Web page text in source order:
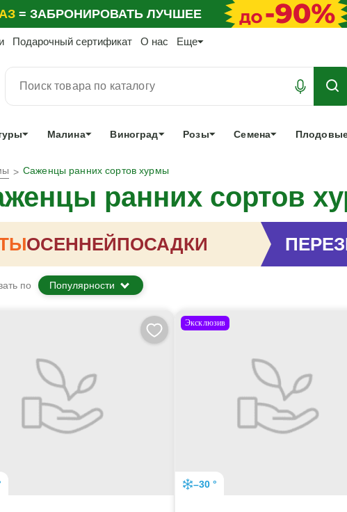
= ЗАБРОНИРОВАТЬ ЛУЧШЕЕ
Подарочный сертификат О нас Еще
Малина Виноград Розы Семена
Саженцы ранних сортов хурмы
ранних сортов
ОСЕННЕЙПОСАДКИ
по Популярности
Эксклюзив
–30 °